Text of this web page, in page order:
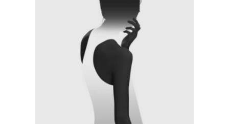
GALLERY SINGLE